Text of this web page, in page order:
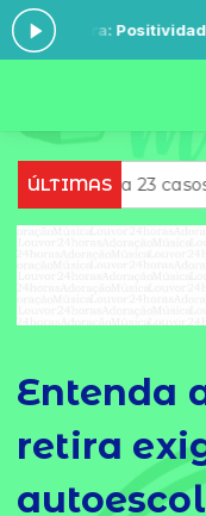
Positividade news -
ÚLTIMAS
23 casos de
Entenda
retira